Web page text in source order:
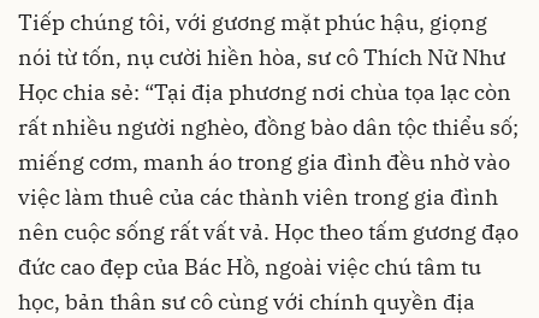
Tiếp chúng tôi, với gương mặt phúc hậu, giọng
nói từ tốn, nụ cười hiền hòa, sư cô Thích Nữ Như
Học chia sẻ: “Tại địa phương nơi chùa tọa lạc còn
rất nhiều người nghèo, đồng bào dân tộc thiểu số;
miếng cơm, manh áo trong gia đình đều nhờ vào
việc làm thuê của các thành viên trong gia đình
nên cuộc sống rất vất vả. Học theo tấm gương đạo
đức cao đẹp của Bác Hồ, ngoài việc chú tâm tu
học, bản thân sư cô cùng với chính quyền địa